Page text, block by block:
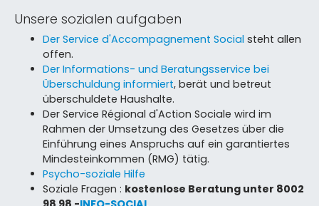
Unsere sozialen aufgaben
Der Service d'Accompagnement Social steht allen
offen.
Der Informations- und Beratungsservice bei
Überschuldung informiert, berät und betreut
überschuldete Haushalte.
Der Service Régional d'Action Sociale wird im
Rahmen der Umsetzung des Gesetzes über die
Einführung eines Anspruchs auf ein garantiertes
Mindesteinkommen (RMG) tätig.
Psycho-soziale Hilfe
Soziale Fragen : kostenlose Beratung unter 8002